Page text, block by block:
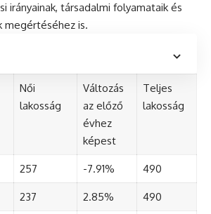
irányainak, társadalmi folyamataik és
megértéséhez is.
Női
lakosság
Változás
az előző
évhez
képest
Teljes
lakosság
257 -7.91% 490
237 2.85% 490